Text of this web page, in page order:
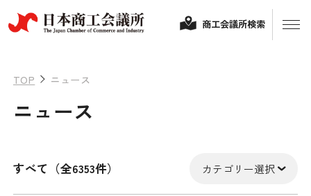
商工会議所検索
TOP ニュース
ニュース
すべて（全6353件） カテゴリー選択